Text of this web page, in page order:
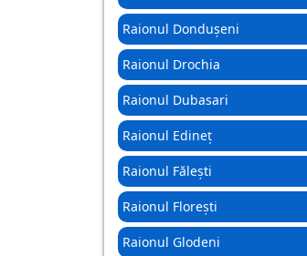
Raionul Dondușeni
Raionul Drochia
Raionul Dubasari
Raionul Edineț
Raionul Fălești
Raionul Florești
Raionul Glodeni